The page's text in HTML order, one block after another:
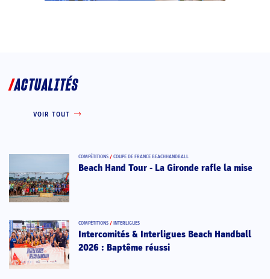
ACTUALITÉS
VOIR TOUT
COMPÉTITIONS / COUPE DE FRANCE BEACHHANDBALL
Beach Hand Tour - La Gironde rafle la mise
COMPÉTITIONS / INTERLIGUES
Intercomités & Interligues Beach Handball
2026 : Baptême réussi